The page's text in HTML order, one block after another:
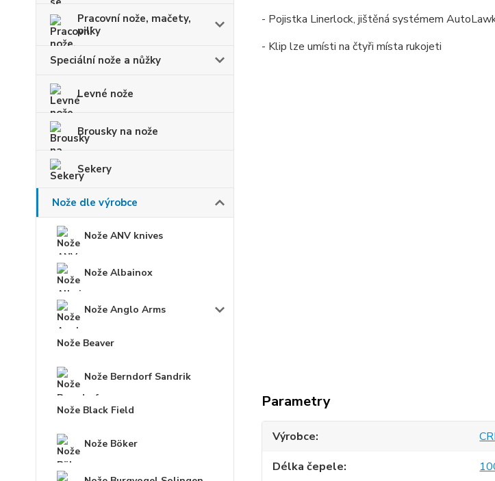
Pracovní nože, mačety,
pilky
Speciální nože a nůžky
Levné nože
Brousky na nože
Sekery
Nože dle výrobce
Nože ANV knives
Nože Albainox
Nože Anglo Arms
Nože Beaver
Nože Berndorf Sandrik
Nože Black Field
Nože Böker
- Pojistka Linerlock, jištěná systémem
- Klip lze umísti na čtyři místa rukojeti
Parametry
Výrobce
Délka čepele